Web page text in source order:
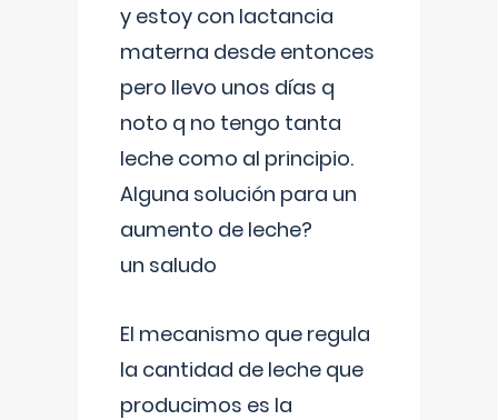
y estoy con lactancia
materna desde entonces
pero llevo unos días q
noto q no tengo tanta
leche como al principio.
Alguna solución para un
aumento de leche?
un saludo
El mecanismo que regula
la cantidad de leche que
producimos es la